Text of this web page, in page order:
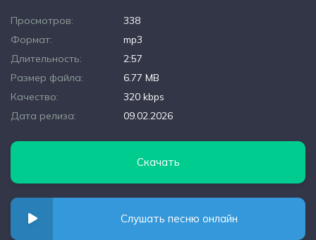
Просмотров:
338
Формат:
mp3
Длительность:
2:57
Размер файла:
6.77 MB
Качество:
320 kbps
Дата релиза:
09.02.2026
Скачать
Слушать песню онлайн